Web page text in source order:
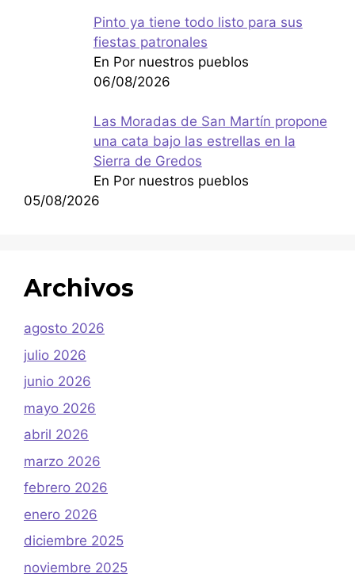
Pinto ya tiene todo listo para sus
fiestas patronales
En Por nuestros pueblos
06/08/2026
Las Moradas de San Martín propone
una cata bajo las estrellas en la
Sierra de Gredos
En Por nuestros pueblos
05/08/2026
Archivos
agosto 2026
julio 2026
junio 2026
mayo 2026
abril 2026
marzo 2026
febrero 2026
enero 2026
diciembre 2025
noviembre 2025